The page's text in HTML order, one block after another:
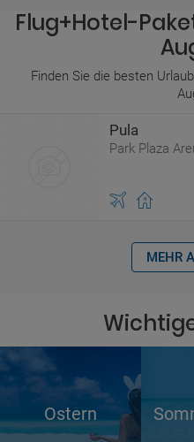
Flug+Hotel-
Finden Sie die besten
Pula
Park Plaza
MEHR
Ostern